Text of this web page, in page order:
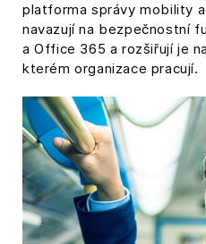
platforma správy mobility
navazují na bezpečnostní
a Office 365 a rozšiřují je
kterém organizace pracují.